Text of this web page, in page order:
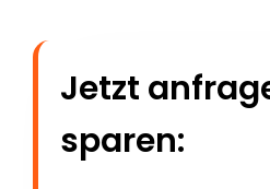
Jetzt
sparen: